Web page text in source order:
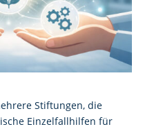
Stiftungen, die
Einzelfallhilfen für